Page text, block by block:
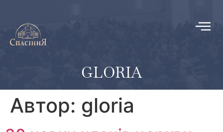
GLORIA
Автор: gloria